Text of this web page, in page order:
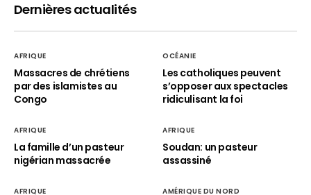
Dernières actualités
AFRIQUE
Massacres de chrétiens
par des islamistes au
Congo
OCÉANIE
Les catholiques peuvent
s’opposer aux spectacles
ridiculisant la foi
AFRIQUE
La famille d’un pasteur
nigérian massacrée
AFRIQUE
Soudan: un pasteur
assassiné
AFRIQUE AMÉRIQUE DU NORD